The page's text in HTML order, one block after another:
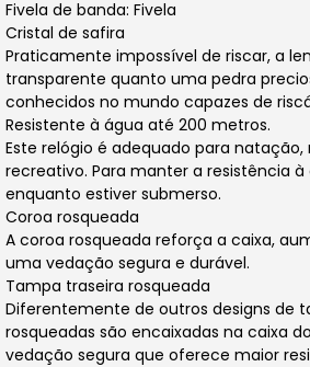
Fivela de banda: Fivela
Cristal de safira
Praticamente impossível de riscar, a
transparente quanto uma pedra
conhecidos no mundo capazes de
Resistente à água até 200 metros.
Este relógio é adequado para
recreativo. Para manter a resistência
enquanto estiver submerso.
Coroa rosqueada
A coroa rosqueada reforça a caixa,
uma vedação segura e durável.
Tampa traseira rosqueada
Diferentemente de outros designs de
rosqueadas são encaixadas na caixa
vedação segura que oferece maior